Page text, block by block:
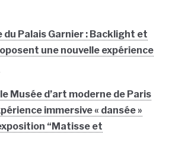
du Palais Garnier : Backlight et
une nouvelle expérience
Musée d’art moderne de Paris
immersive « dansée »
“Matisse et